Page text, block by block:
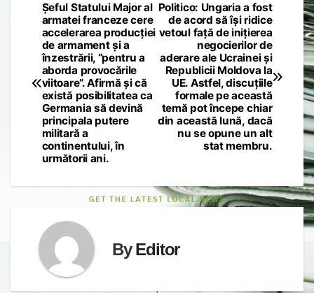
Post
navigation
Politico: Ungaria a fost
de acord să își ridice
vetoul față de inițierea
negocierilor de
aderare ale Ucrainei și
Republicii Moldova la
UE. Astfel, discuțiile
formale pe această
temă pot începe chiar
din această lună, dacă
nu se opune un alt
stat membru.
Șeful Statului Major al
armatei franceze cere
accelerarea producției
de armament și a
înzestrării, “pentru a
aborda provocările
viitoare”. Afirmă și că
există posibilitatea ca
Germania să devină
principala putere
militară a
continentului, în
următorii ani.
ByEditor